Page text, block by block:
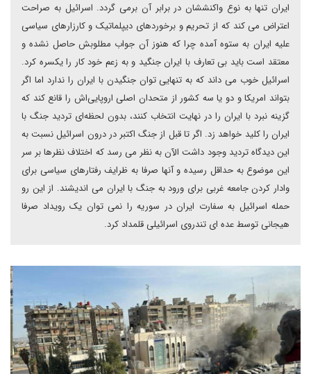
ایران تنها به نوع واکنششان در برابر آن برمی گردد. اسرائیل به صراحت
اعتراض می کند که از تحریم و برخوردهای دیپلماتیک و کارزارهای سیاسی
علیه ایران به ستوه آمده چرا که هنوز آن جواب مطلوبش حاصل نشده و
معتقد است باید بی تعارف با ایران جنگید و به زعم خود کار را یکسره کرد.
اسرائیل خوب می داند که به تنهایی توان جنگیدن با ایران را ندارد اما اگر
بتواند امریکا و دو یا سه کشور از متحدان اصلی اروپایی‌اش را قانع کند که
گزینه نبرد با ایران را در نهایت انتخاب کنند، بدون لحظه‌ای تردید جنگ با
ایران را کلید خواهد زد. اگر تا قبل از جنگ اکتبر در درون اسرائیل نسبت به
این دیدگاه تردید وجود داشت الآن به نظر می رسد که اختلاف نظرها بر سر
این موضوع به حداقل رسیده و آنها صرفا به ظرایف رفتارهای سیاسی برای
وادار کردن جامعه غربی برای ورود به جنگ با ایران می اندیشند. از این رو
حمله اسرائیل به سفارت ایران در سوریه را نمی توان یک رویداد صرفا
هیجانی توسط عده ای تندروی اسرائیلی قلمداد کرد.